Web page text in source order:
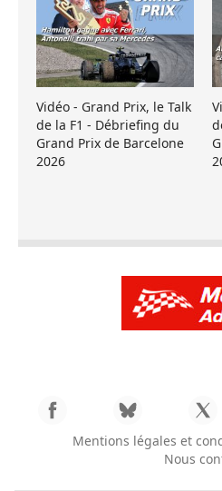
Vidéo - Grand Prix, le Talk
de la F1 - Débriefing du
Grand Prix de Barcelone
2026
Mentions légales et
Nous